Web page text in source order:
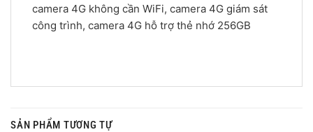
camera 4G không cần WiFi, camera 4G giám sát
công trình, camera 4G hỗ trợ thẻ nhớ 256GB
SẢN PHẨM TƯƠNG TỰ